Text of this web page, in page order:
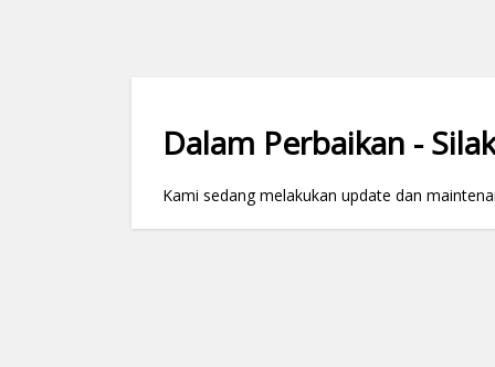
Dalam Perbaikan -
Kami sedang melakukan update dan